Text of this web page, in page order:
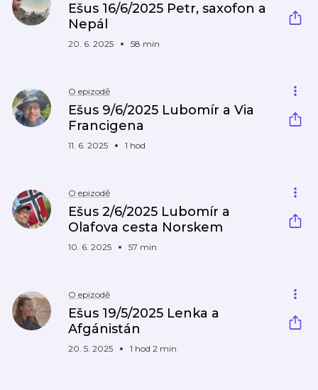
Ešus 16/6/2025 Petr, saxofon a
Nepál
20. 6. 2025 58 min
O epizodě
Ešus 9/6/2025 Lubomír a Via
Francigena
11. 6. 2025 1 hod
O epizodě
Ešus 2/6/2025 Lubomír a
Olafova cesta Norskem
10. 6. 2025 57 min
O epizodě
Ešus 19/5/2025 Lenka a
Afgánistán
20. 5. 2025 1 hod 2 min